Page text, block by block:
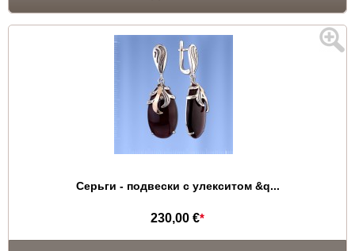
Серьги - подвески с улекситом &q...
230,00 €*